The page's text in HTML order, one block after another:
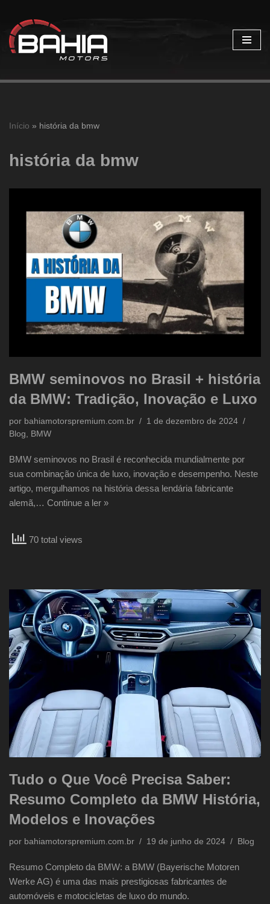
Pular
para
Início » história da bmw
história da bmw
BMW seminovos no Brasil + história
da BMW: Tradição, Inovação e Luxo
por bahiamotorspremium.com.br
1 de dezembro de 2024
Blog
BMW
BMW seminovos no Brasil é reconhecida mundialmente por
sua combinação única de luxo, inovação e desempenho. Neste
artigo, mergulhamos na história dessa lendária fabricante
alemã,… Continue a ler »
70 total views
Tudo o Que Você Precisa Saber:
Resumo Completo da BMW História,
Modelos e Inovações
por bahiamotorspremium.com.br 19 de junho de 2024 Blog
Resumo Completo da BMW: a BMW (Bayerische Motoren
Werke AG) é uma das mais prestigiosas fabricantes de
automóveis e motocicletas de luxo do mundo.